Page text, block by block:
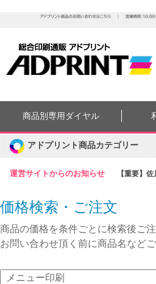
運営サイトからのお知らせ 【重要】
商品別専用ダイヤル
アドプリント商品カテゴリー
価格検索・ご注文
商品の価格を条件ごとに検索後ご注
お問い合わせ頂く前に商品名などご